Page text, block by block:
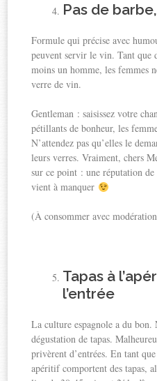
Pas de
Formule qui précise avec
peuvent servir le vin. Tant que
moins un homme, les femmes
verre de vin.
Gentleman : saisissez votre
pétillants de bonheur, les
N’attendez pas qu’elles le
leurs verres. Vraiment, chers
sur ce point : une réputation
vient à manquer
(À consommer avec
Tapas à
l’entrée
La culture espagnole a du
dégustation de tapas.
privèrent d’entrées. En tant
apéritif comportent des tapas,